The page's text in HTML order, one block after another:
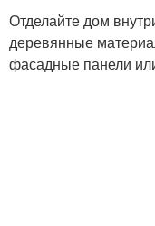
Отделайте дом
деревянные
фасадные панели